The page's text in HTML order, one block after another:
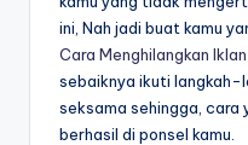
ini, Nah jadi buat kamu
Cara Menghilangkan
sebaiknya ikuti langkah-
seksama sehingga, cara
berhasil di ponsel kamu.